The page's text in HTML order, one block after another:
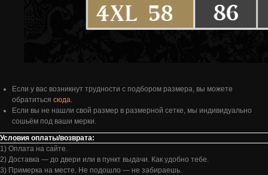
Если у вас возникнут трудности с подбором размера, вы можете
обратиться сюда.
Если вы не нашли свой размер в размерной сетке, мы индивидуально
сошьём под ваши мерки.
Условия оплаты/возврата:
1) Оплата на сайте.
2) Доставка — до двери или в пункт выдачи. Как удобно тебе.
3) Примерка на месте. Не подошло — не забираешь.